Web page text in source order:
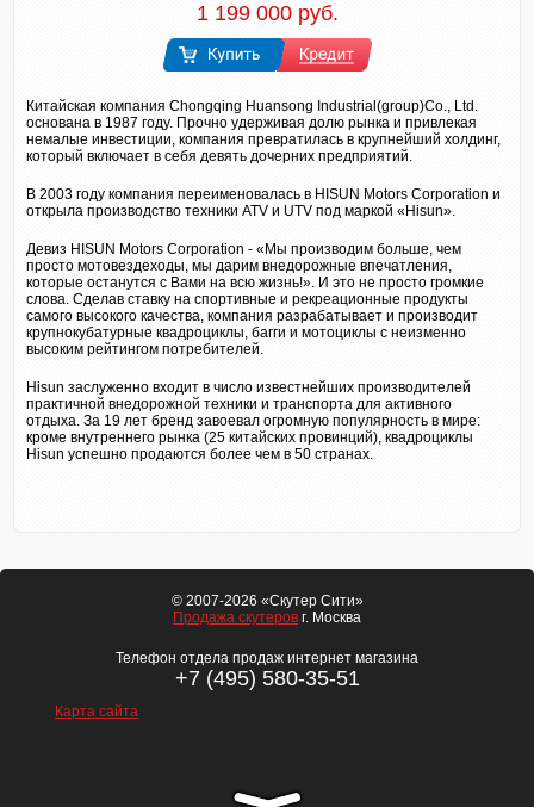
1 199 000 руб.
Китайская компания Chongqing Huansong Industrial(group)Co., Ltd.
основана в 1987 году. Прочно удерживая долю рынка и привлекая
немалые инвестиции, компания превратилась в крупнейший холдинг,
который включает в себя девять дочерних предприятий.
В 2003 году компания переименовалась в HISUN Motors Corporation и
открыла производство техники ATV и UTV под маркой «Hisun».
Девиз HISUN Motors Corporation - «Мы производим больше, чем
просто мотовездеходы, мы дарим внедорожные впечатления,
которые останутся с Вами на всю жизнь!». И это не просто громкие
слова. Сделав ставку на спортивные и рекреационные продукты
самого высокого качества, компания разрабатывает и производит
крупнокубатурные квадроциклы, багги и мотоциклы с неизменно
высоким рейтингом потребителей.
Hisun заслуженно входит в число известнейших производителей
практичной внедорожной техники и транспорта для активного
отдыха. За 19 лет бренд завоевал огромную популярность в мире:
кроме внутреннего рынка (25 китайских провинций), квадроциклы
Hisun успешно продаются более чем в 50 странах.
© 2007-2026 «Скутер Сити»
Продажа скутеров г. Москва
Телефон отдела продаж интернет магазина
+7 (495) 580-35-51
Карта сайта